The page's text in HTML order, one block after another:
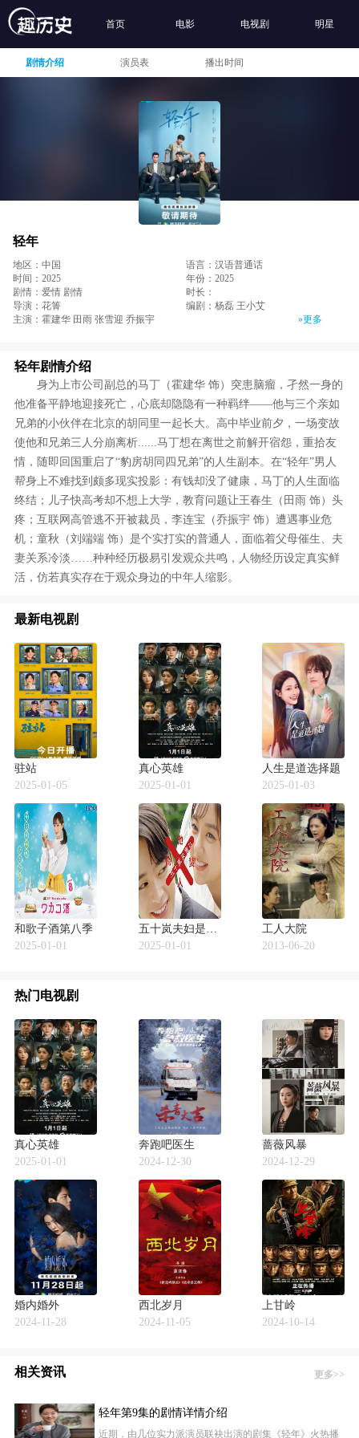
首页 电影 电视剧 明星
剧情介绍 演员表 播出时间
轻年
地区：中国
语言：汉语普通话
时间：2025
年份：2025
剧情：爱情 剧情
时长：
导演：花箐
编剧：杨磊 王小艾
主演：霍建华 田雨 张雪迎 乔振宇
»更多
轻年剧情介绍
身为上市公司副总的马丁（霍建华 饰）突患脑瘤，孑然一身的
他准备平静地迎接死亡，心底却隐隐有一种羁绊——他与三个亲如
兄弟的小伙伴在北京的胡同里一起长大。高中毕业前夕，一场变故
使他和兄弟三人分崩离析......马丁想在离世之前解开宿怨，重拾友
情，随即回国重启了“豹房胡同四兄弟”的人生副本。在“轻年”男人
帮身上不难找到颇多现实投影：有钱却没了健康，马丁的人生面临
终结；儿子快高考却不想上大学，教育问题让王春生（田雨 饰）头
疼；互联网高管逃不开被裁员，李连宝（乔振宇 饰）遭遇事业危
机；童秋（刘端端 饰）是个实打实的普通人，面临着父母催生、夫
妻关系冷淡……种种经历极易引发观众共鸣，人物经历设定真实鲜
活，仿若真实存在于观众身边的中年人缩影。
最新电视剧
驻站
2025-01-05
真心英雄
2025-01-01
人生是道选择题
2025-01-03
和歌子酒第八季
2025-01-01
五十岚夫妇是伪装的陌生人
2025-01-01
工人大院
2013-06-20
热门电视剧
真心英雄
2025-01-01
奔跑吧医生
2024-12-30
蔷薇风暴
2024-12-29
婚内婚外
2024-11-28
西北岁月
2024-11-05
上甘岭
2024-10-14
相关资讯 更多>>
轻年第9集的剧情详情介绍
近期，由几位实力派演员联袂出演的剧集《轻年》火热播